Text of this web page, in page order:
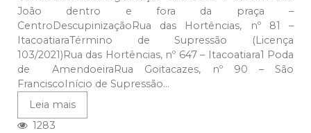
João dentro e fora da praça –
CentroDescupinizaçãoRua das Hortências, nº 81 –
ItacoatiaraTérmino de Supressão (Licença
103/2021)Rua das Hortências, nº 647 – Itacoatiara1 Poda
de AmendoeiraRua Goitacazes, nº 90 – São
FranciscoInício de Supressão...
Leia mais
1283